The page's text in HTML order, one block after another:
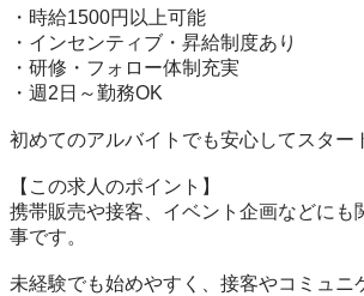
・時給1500円以上可能
・インセンティブ・昇給制度あり
・研修・フォロー体制充実
・週2日～勤務OK
初めてのアルバイトでも安心してスター
【この求人のポイント】
携帯販売や接客、イベント企画などにも
事です。
未経験でも始めやすく、接客やコミュニ